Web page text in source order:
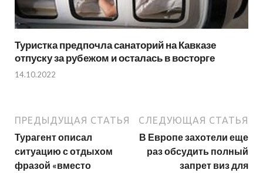
Туристка предпочла санаторий на Кавказе
отпуску за рубежом и осталась в восторге
14.10.2022
ПРЕДЫДУЩАЯ СТАТЬЯ
Турагент описал
ситуацию с отдыхом
фразой «вместо
СЛЕДУЮЩАЯ СТАТЬЯ
В Европе захотели еще
раз обсудить полный
запрет виз для